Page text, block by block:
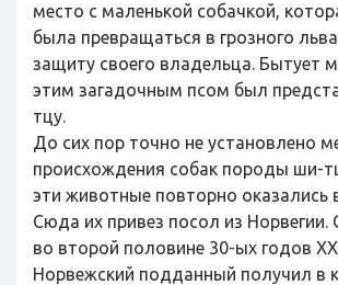
место с маленькой собачкой,
была превращаться в грозного
защиту своего владельца. Бытует
этим загадочным псом был
тцу.
До сих пор точно не установлено
происхождения собак породы ши-
эти животные повторно оказались
Сюда их привез посол из Норвегии.
во второй половине 30-ых годов
Норвежский подданный получил в